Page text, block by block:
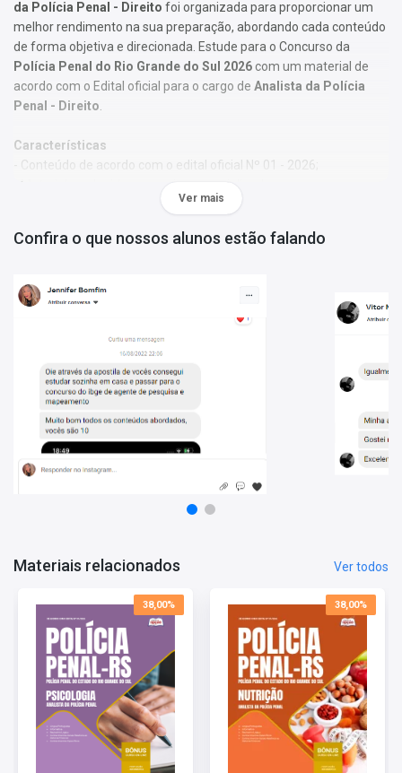
da Polícia Penal - Direito foi organizada para proporcionar um
melhor rendimento na sua preparação, abordando cada conteúdo
de forma objetiva e direcionada. Estude para o Concurso da
Polícia Penal do Rio Grande do Sul 2026com um material de
acordo com o Edital oficial para o cargo de Analista da Polícia
Penal - Direito
Características
- Conteúdo de acordo com o edital oficial Nº 01 - 2026;
- Material produzido por equipe especializada em concursos
básicas (Língua Portuguesa e Informática).
Obs.:
temas são abordados conforme o referencial adotado pelos
autores, visando à clareza e à amplitude na preparação.
Língua Portuguesa
Informática
Raciocínio Lógico
Direito Constitucional
Direito Administrativo
Direito Processual Penal
Criminologia
Direito Civil
do Sul - 2026:
Vagas: 25 Vagas
Inscrições: De 12/05/2026 a 12/06/2026
Salário: R$ 9.745,26
Taxa de Inscrição: R$ 282,79
Prova: 09/08/2026
Ver mais
Confira o que nossos alunos estão falando
Materiais relacionados Ver todos
38,00% 38,00%